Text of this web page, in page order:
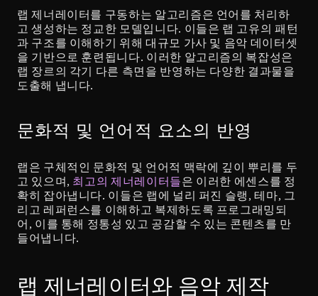
랩 제너레이터를 구동하는 알고리즘은 언어를 처리하
고 생성하는 정교한 모델입니다. 이들은 랩 고유의 패턴
과 구조를 이해하기 위해 대규모 가사 및 음악 데이터셋
을 기반으로 훈련됩니다. 이러한 알고리즘의 복잡성은
랩 장르의 각기 다른 측면을 반영하는 다양한 결과물을
도출해 냅니다.
문화적 및 언어적 요소의 반영
랩은 구체적인 문화적 및 언어적 맥락에 깊이 뿌리를 두
고 있으며, 최고의 제너레이터들은 이러한 에센스를 정
확히 잡아냅니다. 이들은 랩에 널리 퍼진 슬랭, 테마, 그
리고 레퍼런스를 이해하고 복제하도록 프로그래밍되
어, 이를 통해 정통성 있고 공감할 수 있는 콘텐츠를 만
들어냅니다.
랩 제너레이터와 음악 제작